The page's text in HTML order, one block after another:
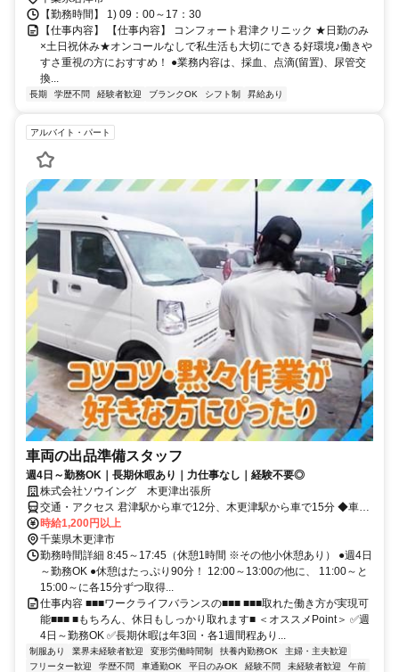
【勤務時間】 1) 09：00～17：30
【仕事内容】 【仕事内容】 コンフォート君津クリニック ★日勤のみ
×土日祝休み★オンコールなしで私生活も大切にできる好環境♪働きや
すさ重視の方におすすめ！ ●業務内容は、採血、点滴(留置)、尿管交
換...
長期 学歴不問 経験者歓迎 ブランクOK シフト制 昇給あり
アルバイト・パート
車両の出品準備スタッフ
週4日～勤務OK｜長期休暇あり｜力仕事なし｜経験不要◎
株式会社ソウイング 木更津出張所
交通・アクセス 君津駅から車で12分、木更津駅から車で15分 ◆車通
勤OK
時給1,200円以上
千葉県木更津市
勤務時間詳細 8:45～17:45（休憩1時間 ※その他小休憩あり） ●週4日
～勤務OK ●休憩はたっぷり90分！ 12:00～13:00の他に、 11:00～と
15:00～に各15分ずつ取得...
仕事内容 ■■■ワークライフバランスの■■■ ■■■取れた働き方が実現可
能■■■ ■もちろん、休日もしっかり取れます■ ＜オススメPoint＞ ✅週
4日～勤務OK ✅長期休暇は年3回・各1週間程あり...
制服あり 業界未経験者歓迎 変形労働時間制 扶養内勤務OK
主婦・主夫歓迎
フリーター歓迎
学歴不問 車通勤OK 平日のみOK 経験不問 未経験者歓迎
午前